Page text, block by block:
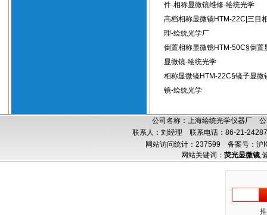
件-相称显微镜维修-绘统光学
高档相称显微镜HTM-22C|三目
理-绘统光学厂
倒置相称显微镜HTM-50C§倒置
显微镜-绘统光学
相称显微镜HTM-22C§镜子显微
镜-绘统光学
公司名称：上海绘统光学仪器厂
联系人：刘经理 联系电话：86-21-
网站访问统计：237599 备案号：沪
网站关键词： 荧光显微镜,